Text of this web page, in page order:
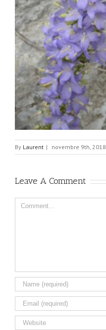
By Laurent | novembre 9th, 2018
Leave A Comment
Comment